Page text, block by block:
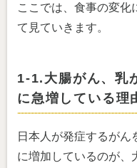
ここでは、食事の変化
て見ていきます。
1-1.大腸がん、乳
に急増している理
日本人が発症するがん
に増加しているのが、